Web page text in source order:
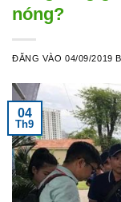
nóng?
ĐĂNG VÀO04/09/2019
04
Th9